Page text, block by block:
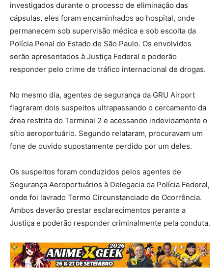
investigados durante o processo de eliminação das
cápsulas, eles foram encaminhados ao hospital, onde
permanecem sob supervisão médica e sob escolta da
Polícia Penal do Estado de São Paulo. Os envolvidos
serão apresentados à Justiça Federal e poderão
responder pelo crime de tráfico internacional de drogas.
No mesmo dia, agentes de segurança da GRU Airport
flagraram dois suspeitos ultrapassando o cercamento da
área restrita do Terminal 2 e acessando indevidamente o
sítio aeroportuário. Segundo relataram, procuravam um
fone de ouvido supostamente perdido por um deles.
Os suspeitos foram conduzidos pelos agentes de
Segurança Aeroportuários à Delegacia da Polícia Federal,
onde foi lavrado Termo Circunstanciado de Ocorrência.
Ambos deverão prestar esclarecimentos perante a
Justiça e poderão responder criminalmente pela conduta.